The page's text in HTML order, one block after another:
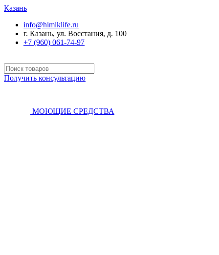
Казань
info@himiklife.ru
г. Казань, ул. Восстания, д. 100
+7 (960) 061-74-97
Получить консультацию
МОЮЩИЕ СРЕДСТВА